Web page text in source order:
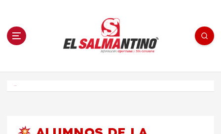
n El Salmantino - medios/noticias/editorial